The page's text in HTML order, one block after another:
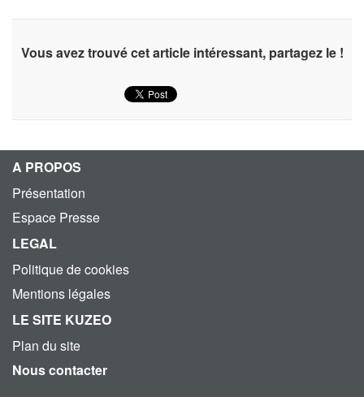
Vous avez trouvé cet article intéressant, partagez le !
A PROPOS
Présentation
Espace Presse
LEGAL
Politique de cookies
Mentions légales
LE SITE KUZEO
Plan du site
Nous contacter